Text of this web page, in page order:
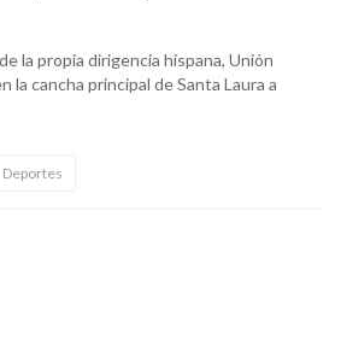
la propia dirigencia hispana, Unión
la cancha principal de Santa Laura a
Deportes